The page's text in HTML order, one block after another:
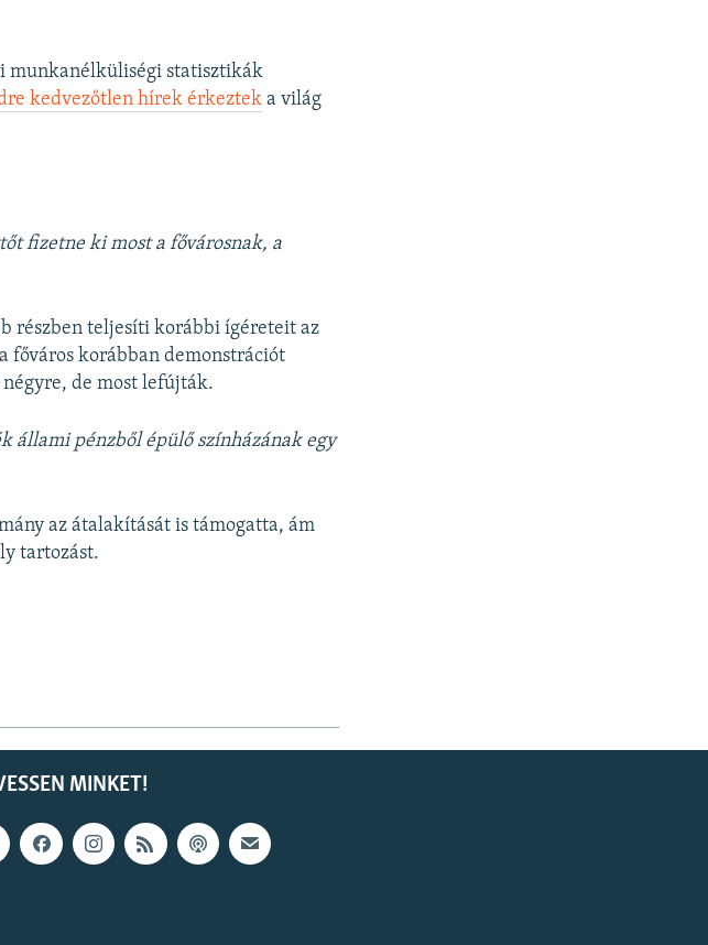
munkanélküliségi statisztikák
kedvezőtlen hírek érkeztek a világ
fizetne ki most a fővárosnak, a
részben teljesíti korábbi ígéreteit az
főváros korábban demonstrációt
de most lefújták.
állami pénzből épülő színházának egy
az átalakítását is támogatta, ám
tartozást.
MINKET!